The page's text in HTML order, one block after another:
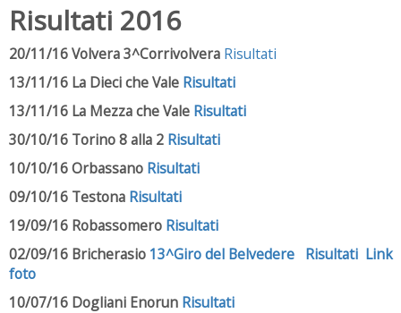
Risultati 2016
20/11/16 Volvera 3^Corrivolvera Risultati
13/11/16 La Dieci che Vale Risultati
13/11/16 La Mezza che Vale Risultati
30/10/16 Torino 8 alla 2 Risultati
10/10/16 Orbassano Risultati
09/10/16 Testona Risultati
19/09/16 Robassomero Risultati
02/09/16 Bricherasio 13^Giro del Belvedere Risultati Link
foto
10/07/16 Dogliani Enorun Risultati